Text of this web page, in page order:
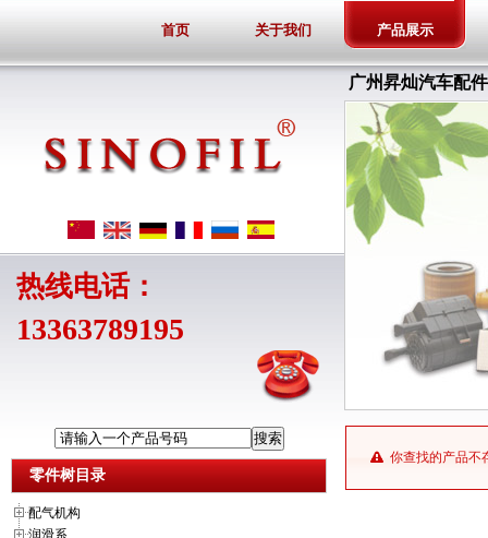
首页 关于我们 产品展示
广州昇灿汽车配
热线电话：
13363789195
你查找的产品不
请输入一个产品号码
零件树目录
配气机构
润滑系